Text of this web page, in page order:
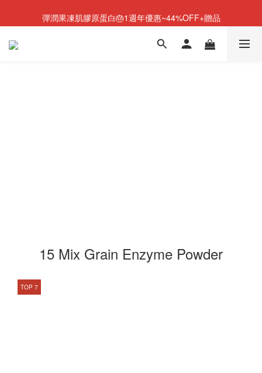
NEW💫ARI BOOTS 小腿足底按摩靴登場
彈潤果凍肌膠原蛋白🎂1週年優惠~44%OFF+贈品
NEW💫ARI BOOTS 小腿足底按摩靴登場
15 Mix Grain Enzyme Powder
TOP 7